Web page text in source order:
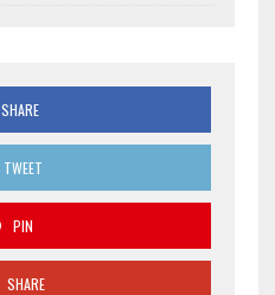
SHARE
TWEET
PIN
SHARE